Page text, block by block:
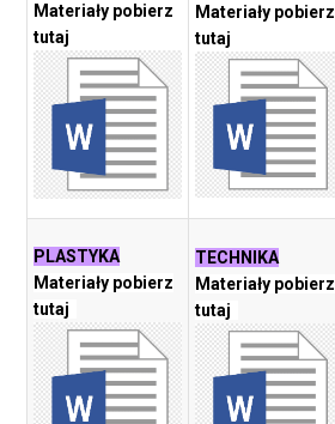
Materiały pobierz
tutaj
Materiały pobierz
tutaj
PLASTYKA
Materiały pobierz
tutaj
TECHNIKA
Materiały pobierz
tutaj